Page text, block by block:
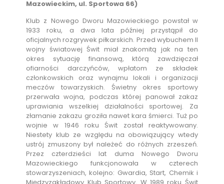
Mazowieckim, ul. Sportowa 66)
Klub z Nowego Dworu Mazowieckiego powstał w
1933 roku, a dwa lata później przystąpił do
oficjalnych rozgrywek piłkarskich. Przed wybuchem II
wojny światowej Świt miał znakomitą jak na ten
okres sytuację finansową, którą zawdzięczał
ofiarności darczyńców, wpłatom ze składek
członkowskich oraz wynajmu lokali i organizacji
meczów towarzyskich. Świetny okres sportowy
przerwała wojna, podczas której panował zakaz
uprawiania wszelkiej działalności sportowej. Za
złamanie zakazu groziła nawet kara śmierci. Tuż po
wojnie w 1946 roku Świt został reaktywowany.
Niestety klub ze względu na obowiązujący wtedy
ustrój zmuszony był należeć do różnych zrzeszeń.
Przez czterdzieści lat duma Nowego Dworu
Mazowieckiego funkcjonowała w czterech
stowarzyszeniach, kolejno: Gwardia, Start, Chemik i